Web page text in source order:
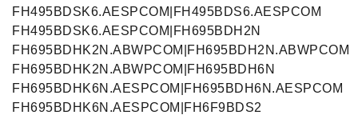
FH495BDSK6.AESPCOM|FH495BDS6.AESPCOM
FH495BDSK6.AESPCOM|FH695BDH2N
FH695BDHK2N.ABWPCOM|FH695BDH2N.ABWPCOM
FH695BDHK2N.ABWPCOM|FH695BDH6N
FH695BDHK6N.AESPCOM|FH695BDH6N.AESPCOM
FH695BDHK6N.AESPCOM|FH6F9BDS2